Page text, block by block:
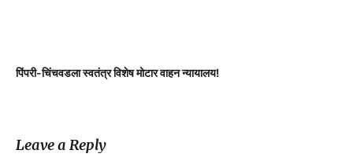
पिंपरी-चिंचवडला स्वतंत्र विशेष मोटार वाहन न्यायालय!
Leave a Reply